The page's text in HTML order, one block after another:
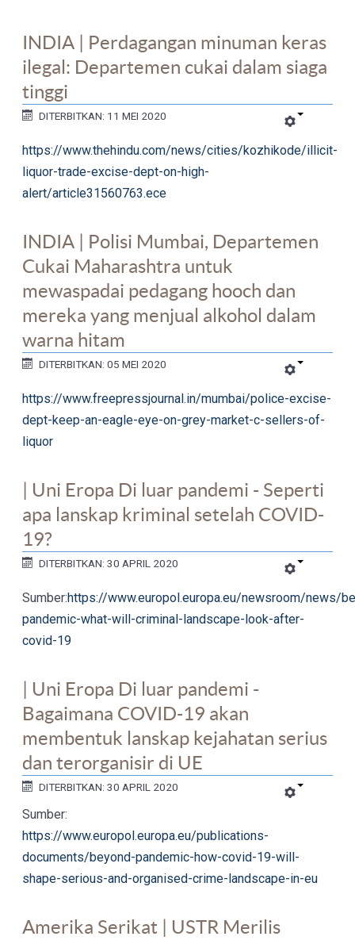
INDIA | Perdagangan minuman keras
ilegal: Departemen cukai dalam siaga
tinggi
DITERBITKAN: 11 MEI 2020
https://www.thehindu.com/news/cities/kozhikode/illicit-
liquor-trade-excise-dept-on-high-
alert/article31560763.ece
INDIA | Polisi Mumbai, Departemen
Cukai Maharashtra untuk
mewaspadai pedagang hooch dan
mereka yang menjual alkohol dalam
warna hitam
DITERBITKAN: 05 MEI 2020
https://www.freepressjournal.in/mumbai/police-excise-
dept-keep-an-eagle-eye-on-grey-market-c-sellers-of-
liquor
| Uni Eropa Di luar pandemi - Seperti
apa lanskap kriminal setelah COVID-
19?
DITERBITKAN: 30 APRIL 2020
Sumber:https://www.europol.europa.eu/newsroom/news/
pandemic-what-will-criminal-landscape-look-after-
covid-19
| Uni Eropa Di luar pandemi -
Bagaimana COVID-19 akan
membentuk lanskap kejahatan serius
dan terorganisir di UE
DITERBITKAN: 30 APRIL 2020
Sumber:
https://www.europol.europa.eu/publications-
documents/beyond-pandemic-how-covid-19-will-
shape-serious-and-organised-crime-landscape-in-eu
Amerika Serikat | USTR Merilis